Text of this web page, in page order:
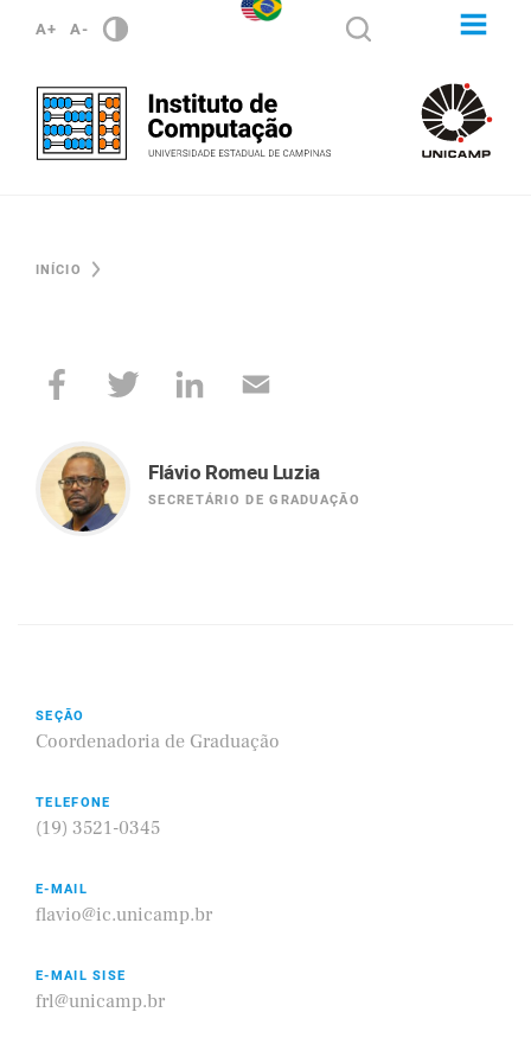
A+ A-
INÍCIO
Flávio Romeu Luzia
SECRETÁRIO DE GRADUAÇÃO
SEÇÃO
Coordenadoria de Graduação
TELEFONE
(19) 3521-0345
E-MAIL
flavio@ic.unicamp.br
E-MAIL SISE
frl@unicamp.br